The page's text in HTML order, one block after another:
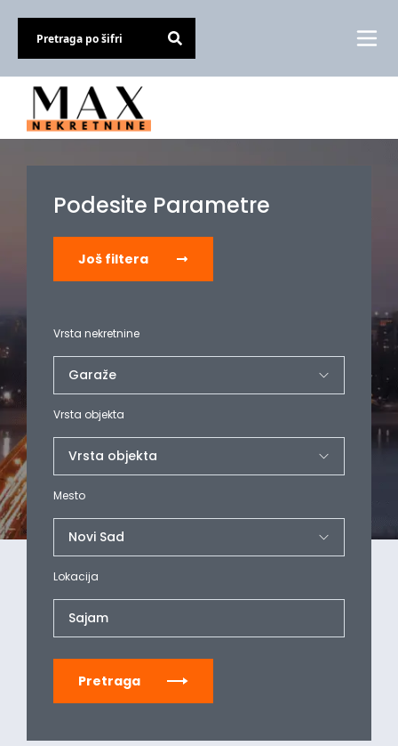
Podesite Parametre
Još filtera
Vrsta nekretnine
Vrsta objekta
Mesto
Lokacija
Sajam
Pretraga